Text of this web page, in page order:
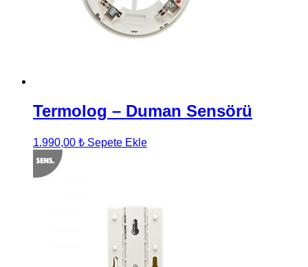
Termolog – Duman Sensörü
1.990,00 ₺ Sepete Ekle